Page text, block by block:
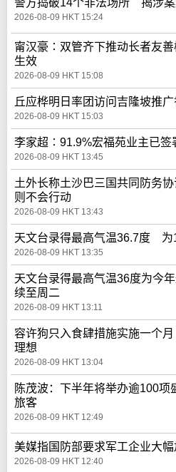
警方捣破14个非法场所 揭涉
2026-08-09 HKT 15:24
甯汉豪∶双管齐下推动长者友
生效
2026-08-09 HKT 15:08
丘应桦明日率团访问吉隆坡推
2026-08-09 HKT 15:03
李家超∶91.9%宏福苑业主已签
2026-08-09 HKT 13:45
土外长称土沙巴三国共同防务
则不会行动
2026-08-09 HKT 13:43
天文台录得最高气温36.7度 为
2026-08-09 HKT 13:35
天文台录得最高气温36度为今
续至周二
2026-08-09 HKT 13:11
容许狗只入食肆措施实施一个
理想
2026-08-09 HKT 13:04
陈茂波：下半年将举办逾100
旅客
2026-08-09 HKT 12:49
美媒指国防部要求军工企业大
2026-08-09 HKT 12:40